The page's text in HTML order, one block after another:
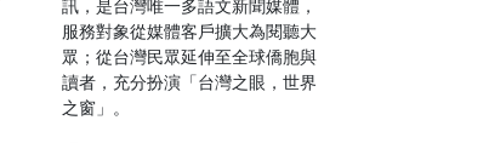
訊，是台灣唯一多語文新聞媒體，
服務對象從媒體客戶擴大為閱聽大
眾；從台灣民眾延伸至全球僑胞與
讀者，充分扮演「台灣之眼，世界
之窗」。